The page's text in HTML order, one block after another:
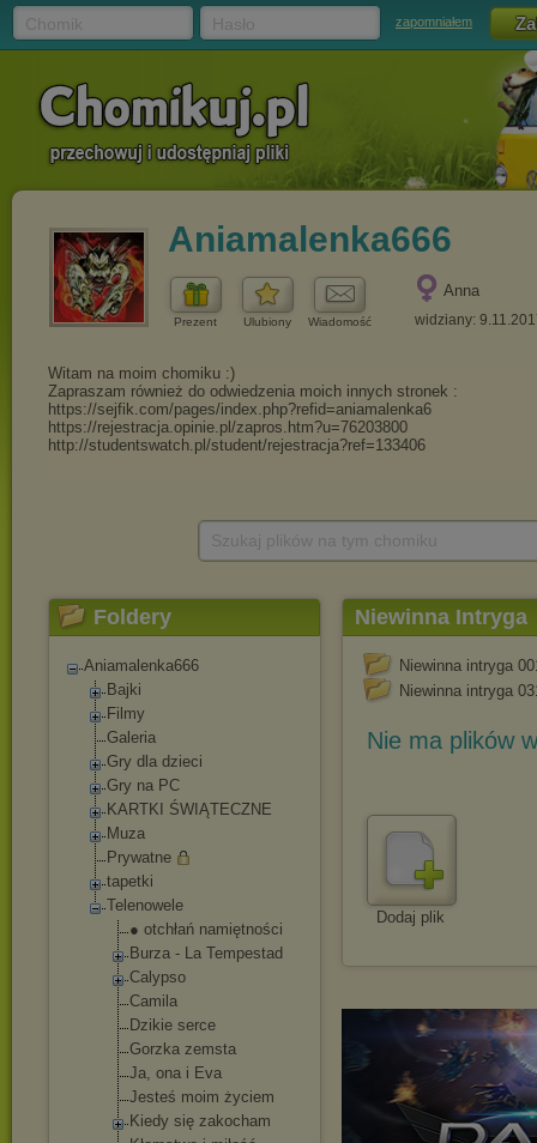
zapomniałem
Aniamalenka666
Prezent Ulubiony Wiadomość
Anna
widziany:
Foldery
Aniamalenka666
Bajki
Filmy
Galeria
Gry dla dzieci
Gry na PC
KARTKI ŚWIĄTECZNE
Muza
Prywatne
tapetki
Telenowele
● otchłań namiętności
Burza - La Tempestad
Calypso
Camila
Dzikie serce
Gorzka zemsta
Ja, ona i Eva
Jesteś moim życiem
Kiedy się zakocham
Niewinna Intryga
Niewinna intryga
Niewinna intryga
Nie ma plików
Dodaj plik